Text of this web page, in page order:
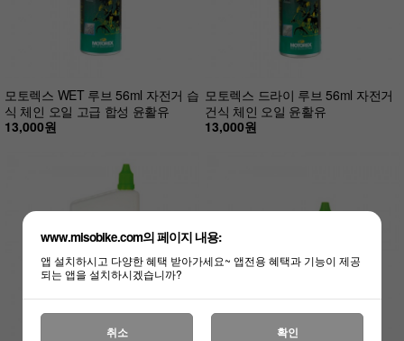
모토렉스 WET 루브 56ml 자전거 습
식 체인 오일 고급 합성 윤활유
13,000원
모토렉스 드라이 루브 56ml 자전거
건식 체인 오일 윤활유
13,000원
www.misobike.com의 페이지 내용:
앱 설치하시고 다양한 혜택 받아가세요~ 앱전용 혜택과 기능이 제공
되는 앱을 설치하시겠습니까?
취소 확인